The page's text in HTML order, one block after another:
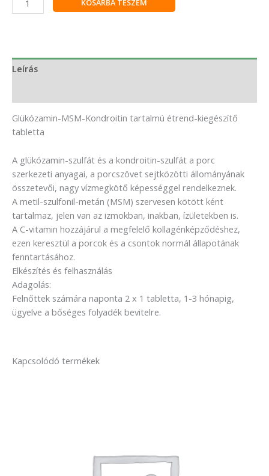
KOSÁRBA TESZEM
Leírás
Glükózamin-MSM-Kondroitin tartalmú étrend-kiegészítő
tabletta
A glükózamin-szulfát és a kondroitin-szulfát a porc
szerkezeti anyagai, a porcszövet sejtközötti állományának
összetevői, nagy vízmegkötő képességgel rendelkeznek.
A metil-szulfonil-metán (MSM) szervesen kötött ként
tartalmaz, jelen van az izmokban, inakban, ízületekben is.
A C-vitamin hozzájárul a megfelelő kollagénképződéshez,
ezen keresztül a porcok és a csontok normál állapotának
fenntartásához.
Elkészítés és felhasználás
Adagolás:
Felnőttek számára naponta 2 x 1 tabletta, 1-3 hónapig,
ügyelve a bőséges folyadék bevitelre.
Kapcsolódó termékek